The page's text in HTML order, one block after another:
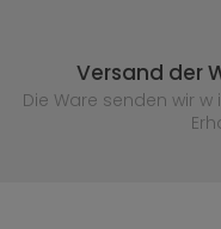
Versand der
Die Ware senden wir